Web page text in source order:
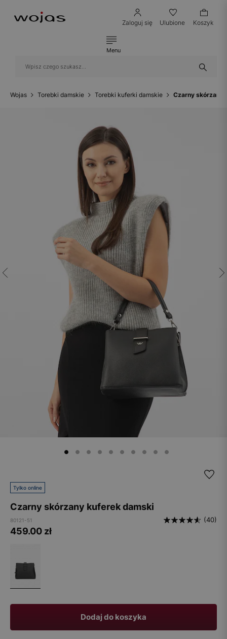
Zaloguj się Ulubione Koszyk
Menu
Wojas Torebki damskie Torebki kuferki damskie Czarny skórzany
Tylko online
Czarny skórzany kuferek damski
80121-51 (40)
459.00 zł
Dodaj do koszyka